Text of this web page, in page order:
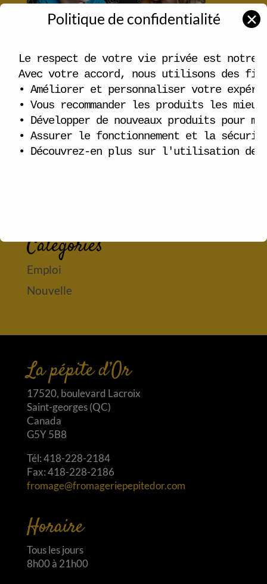
Articles récents
Carte fidélité
Emploi disponible!
Catégories
Emploi
Nouvelle
La pépite d’Or
17520, boulevard Lacroix
Saint-georges (QC)
Canada
G5Y 5B8
Tél: 418-228-2184
Fax: 418-228-2186
fromage@fromageriepepitedor.com
Horaire
Tous les jours
8h00 à 21h00
Politique de confidentialité ✕
Le respect de votre vie privée est
Avec votre accord, nous utilisons des
• Améliorer et personnaliser votre
• Vous recommander les produits les
• Développer de nouveaux produits pour
• Assurer le fonctionnement et la
• Découvrez-en plus sur l'utilisation